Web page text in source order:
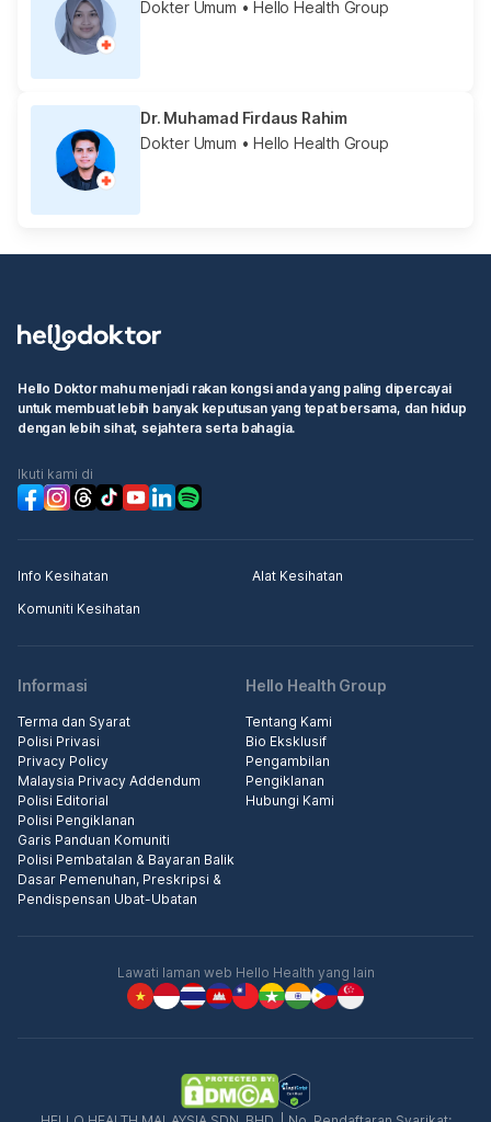
Dokter Umum • Hello Health Group
Dr. Muhamad Firdaus Rahim
Dokter Umum • Hello Health Group
Hello Doktor mahu menjadi rakan kongsi anda yang paling dipercayai
untuk membuat lebih banyak keputusan yang tepat bersama, dan hidup
dengan lebih sihat, sejahtera serta bahagia.
Ikuti kami di
Info Kesihatan
Alat Kesihatan
Komuniti Kesihatan
Informasi
Terma dan Syarat
Polisi Privasi
Privacy Policy
Malaysia Privacy Addendum
Polisi Editorial
Polisi Pengiklanan
Garis Panduan Komuniti
Polisi Pembatalan & Bayaran Balik
Dasar Pemenuhan, Preskripsi &
Pendispensan Ubat-Ubatan
Hello Health Group
Tentang Kami
Bio Eksklusif
Pengambilan
Pengiklanan
Hubungi Kami
Lawati laman web Hello Health yang lain